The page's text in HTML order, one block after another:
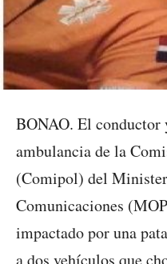
BONAO. El conductor
ambulancia de la
(Comipol) del
Comunicaciones
impactado por una